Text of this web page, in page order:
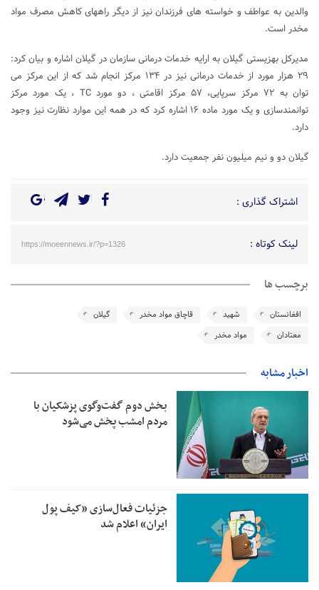
والدین به عواطف و خواسته های فرزندان نیز از دیگر راههای کاهش مصرف مواد
مخدر است.
مدیرکل بهزیستی گیلان به ارایه خدمات درمانی سازمان در گیلان اشاره و بیان کرد:
۲۹ هزار مورد از خدمات درمانی نیز در ۱۳۴ مرکز انجام شد که از این مرکز می
توان به ۷۲ مرکز سرپایی، ۵۷ مرکز اقامتی ، دو مورد TC ، یک مورد مرکز
توانمندسازی و یک مورد ماده ۱۶ اشاره کرد که در همه این موارد نظارت نیز وجود
دارد.
گیلان دو و نیم میلیون نفر جمعیت دارد.
اشتراک گذاری :
لینک کوتاه : https://moeennews.ir/?p=1326
برچسب ها
افغانستان شهید قاچاق مواد مخدر
گیلان
معتادان
مواد مخدر
اخبار مشابه
بخش دوم گفت‌وگوی پزشکیان با
مردم امشب پخش می‌شود
جزئیات فعال‌سازی «کیف پول
ایران» اعلام شد